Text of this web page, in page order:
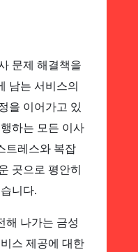
문제 해결책을
남는 서비스의
을 이어가고 있
하는 모든 이사
트레스와 복잡
곳으로 평안히
니다.
해 나가는 금성
스 제공에 대한